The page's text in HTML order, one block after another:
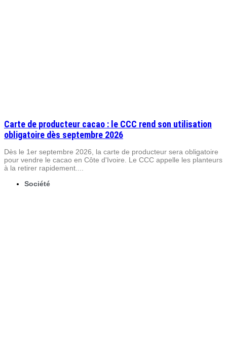
Carte de producteur cacao : le CCC rend son utilisation
obligatoire dès septembre 2026
Dès le 1er septembre 2026, la carte de producteur sera obligatoire
pour vendre le cacao en Côte d'Ivoire. Le CCC appelle les planteurs
à la retirer rapidement....
Société